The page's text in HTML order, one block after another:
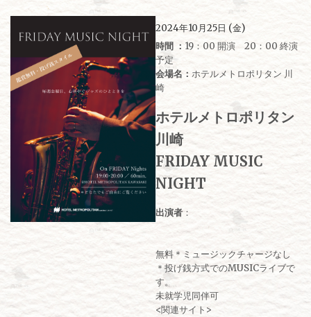
2024年10月25日 (金)
時間 ： 19：00 開演 20：00 終演
予定
会場名： ホテルメトロポリタン 川
崎
ホテルメトロポリタン
川崎
FRIDAY MUSIC
NIGHT
出演者：
無料＊ミュージックチャージなし
＊投げ銭方式でのMUSICライブで
す。
未就学児同伴可
<関連サイト>